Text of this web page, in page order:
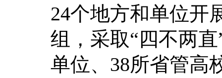
24个地方和单位开
组，采取“四不两
单位、38所省管高